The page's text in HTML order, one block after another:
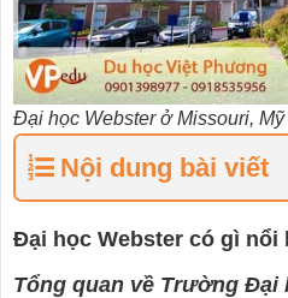
Đại học Webster ở Missouri, Mỹ
Nội dung bài viết
Đại học Webster có gì nổi
Tổng quan về Trường Đại